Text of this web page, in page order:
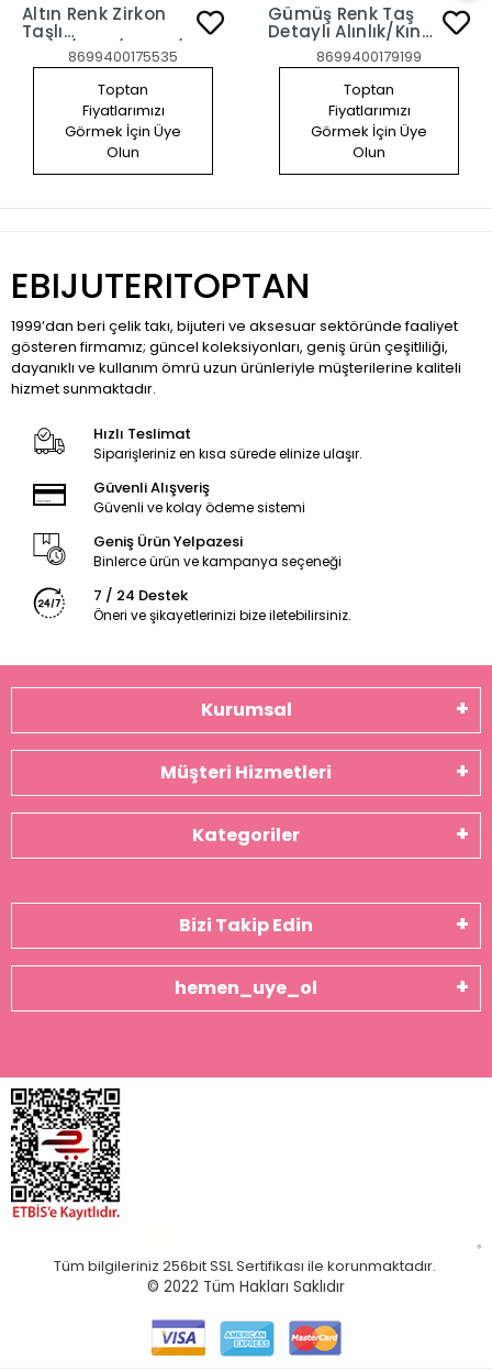
Altın Renk Zirkon
Taşlı
Gelin/Kına/Nişan/Söz
Tasarım Saç
Aksesuarı
8699400175535
Toptan
Fiyatlarımızı
Görmek İçin Üye
Olun
Gümüş Renk Taş
Detaylı Alınlık/Kına
Aksesuarı8699400179199
Toptan
Fiyatlarımızı
Görmek İçin Üye
Olun
EBIJUTERITOPTAN
1999’dan beri çelik takı, bijuteri ve aksesuar sektöründe faaliyet
gösteren firmamız; güncel koleksiyonları, geniş ürün çeşitliliği,
dayanıklı ve kullanım ömrü uzun ürünleriyle müşterilerine kaliteli
hizmet sunmaktadır.
Hızlı Teslimat
Siparişleriniz en kısa sürede elinize ulaşır.
Güvenli Alışveriş
Güvenli ve kolay ödeme sistemi
Geniş Ürün Yelpazesi
Binlerce ürün ve kampanya seçeneği
7 / 24 Destek
Öneri ve şikayetlerinizi bize iletebilirsiniz.
Kurumsal
Müşteri Hizmetleri
Kategoriler
Bizi Takip Edin
hemen_uye_ol
Tüm bilgileriniz 256bit SSL Sertifikası ile korunmaktadır.
© 2022 Tüm Hakları Saklıdır